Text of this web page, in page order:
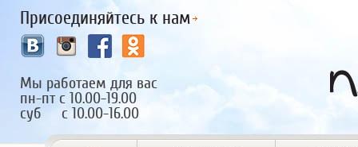
Присоединяйтесь к нам
Мы работаем для вас
пн-пт с 10.00-19.00
суб с 10.00-16.00